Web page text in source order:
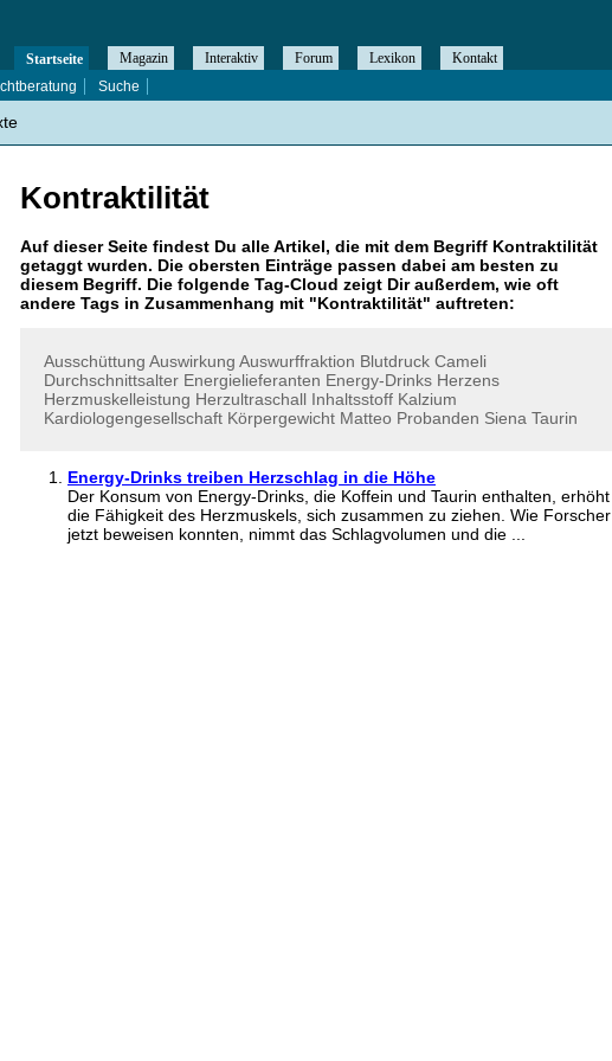
Kontraktilität
Auf dieser Seite findest Du alle Artikel, die mit dem Begriff Kontraktilität
getaggt wurden. Die obersten Einträge passen dabei am besten zu
diesem Begriff. Die folgende Tag-Cloud zeigt Dir außerdem, wie oft
andere Tags in Zusammenhang mit "Kontraktilität" auftreten:
Ausschüttung Auswirkung Auswurffraktion Blutdruck Cameli
Durchschnittsalter Energielieferanten Energy-Drinks Herzens
Herzmuskelleistung Herzultraschall Inhaltsstoff Kalzium
Kardiologengesellschaft Körpergewicht Matteo Probanden Siena Taurin
Energy-Drinks treiben Herzschlag in die Höhe
Der Konsum von Energy-Drinks, die Koffein und Taurin enthalten, erhöht
die Fähigkeit des Herzmuskels, sich zusammen zu ziehen. Wie Forscher
jetzt beweisen konnten, nimmt das Schlagvolumen und die ...
Startseite Magazin Interaktiv Forum Lexikon
Kontakt
Suche